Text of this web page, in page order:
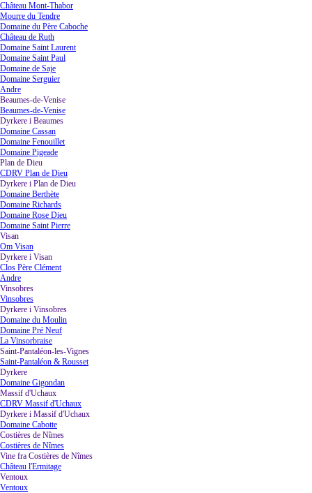
Château Mont-Thabor
Mourre du Tendre
Domaine du Père Caboche
Château de Ruth
Domaine Saint Laurent
Domaine Saint Paul
Domaine de Saje
Domaine Serguier
Andre
Beaumes-de-Venise
Beaumes-de-Venise
Dyrkere i Beaumes
Domaine Cassan
Domaine Fenouillet
Domaine Pigeade
Plan de Dieu
CDRV Plan de Dieu
Dyrkere i Plan de Dieu
Domaine Berthète
Domaine Richards
Domaine Rose Dieu
Domaine Saint Pierre
Visan
Om Visan
Dyrkere i Visan
Clos Père Clément
Andre
Vinsobres
Vinsobres
Dyrkere i Vinsobres
Domaine du Moulin
Domaine Pré Neuf
La Vinsorbraise
Saint-Pantaléon-les-Vignes
Saint-Pantaléon & Rousset
Dyrkere
Domaine Gigondan
Massif d'Uchaux
CDRV Massif d'Uchaux
Dyrkere i Massif d'Uchaux
Domaine Cabotte
Costières de Nîmes
Costières de Nîmes
Vine fra Costières de Nîmes
Château l'Ermitage
Ventoux
Ventoux